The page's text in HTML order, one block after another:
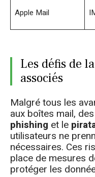
Apple Mail
Les défis de
associés
Malgré tous les
aux boîtes mail,
phishing et le
utilisateurs ne
nécessaires. Ces
place de mesures
protéger les